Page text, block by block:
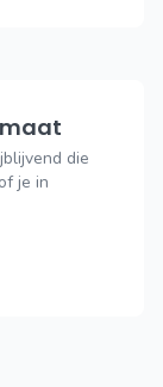
maat
die
je in